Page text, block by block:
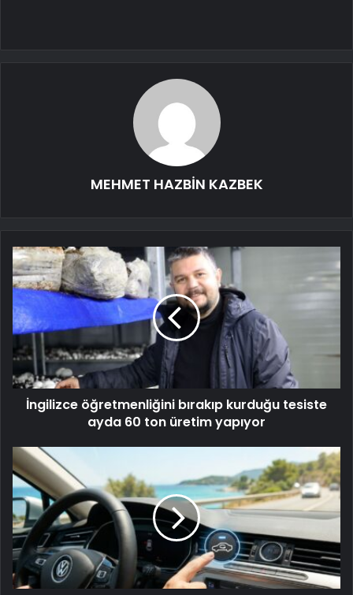
MEHMET HAZBİN KAZBEK
İngilizce öğretmenliğini bırakıp kurduğu tesiste
ayda 60 ton üretim yapıyor